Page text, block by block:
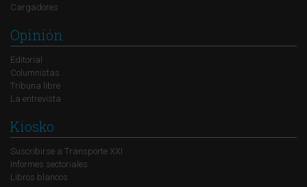
Cargadores
Opinión
Editorial
Columnistas
Tribuna libre
La entrevista
Kiosko
Suscribirse a Transporte XXI
Informes sectoriales
Libros blancos